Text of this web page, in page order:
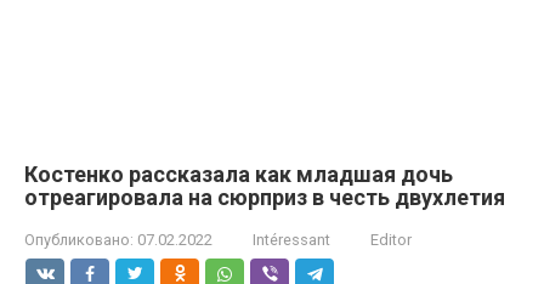
Костенко рассказала как младшая дочь
отреагировала на сюрприз в честь двухлетия
Опубликовано: 07.02.2022 Intéressant Editor